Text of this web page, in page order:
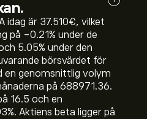
idag är 37.510‎€‎, vilket
på ‎-0.21‎% under de
‎5.05‎% under den
börsvärdet för
en genomsnittlig volym
på 688971.36.
16.5 och en
Aktiens beta ligger på